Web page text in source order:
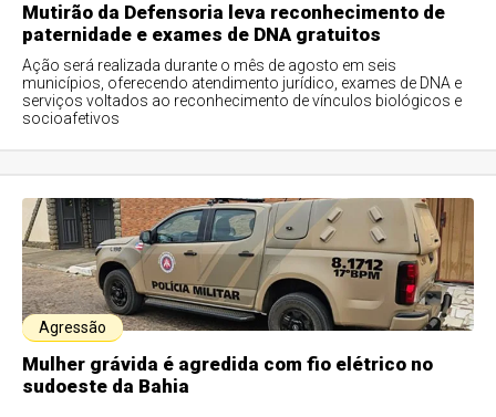
Mutirão da Defensoria leva reconhecimento de
paternidade e exames de DNA gratuitos
Ação será realizada durante o mês de agosto em seis
municípios, oferecendo atendimento jurídico, exames de DNA e
serviços voltados ao reconhecimento de vínculos biológicos e
socioafetivos
Agressão
Mulher grávida é agredida com fio elétrico no
sudoeste da Bahia